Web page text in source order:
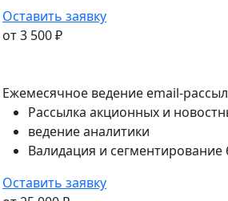
Оставить заявку
от 3 500 ₽
Eжемесячное ведение email-
Рассылка акционных и
ведение аналитики
Валидация и сегментирование
Оставить заявку